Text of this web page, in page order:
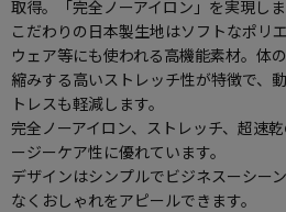
取得。「完全ノーアイロン」を実現しま
こだわりの日本製生地はソフトなポリ
ウェア等にも使われる高機能素材。体
縮みする高いストレッチ性が特徴で、
トレスも軽減します。
完全ノーアイロン、ストレッチ、超速
ージーケア性に優れています。
デザインはシンプルでビジネスーシー
なくおしゃれをアピールできます。